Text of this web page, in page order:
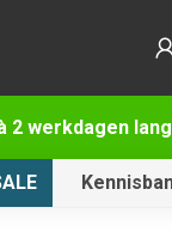
2 werkdagen